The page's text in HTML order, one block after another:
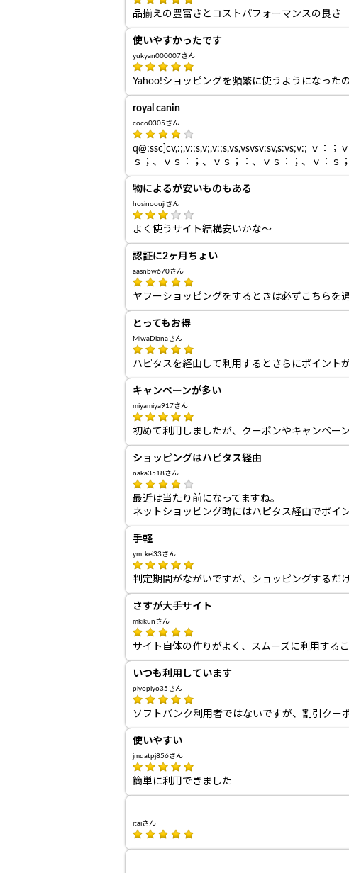
品揃えの豊富さとコストパフォーマンスの良さ
使いやすかったです
yukyan000007さん
Yahoo!ショッピングを頻繁に使うようになった
royal canin
coco0305さん
q@;ssc]cv,:;,v:;s,v;,v:;s,vs,vsvsv:sv,s:vs;v:; ｖ：
ｓ；、ｖｓ：；、ｖｓ；：、ｖｓ：；、ｖ：ｓ
物によるが安いものもある
hosinooujiさん
よく使うサイト結構安いかな～
認証に2ヶ月ちょい
aasnbw670さん
ヤフーショッピングをするときは必ずこちらを
とってもお得
MiwaDianaさん
ハピタスを経由して利用するとさらにポイント
キャンペーンが多い
miyamiya917さん
初めて利用しましたが、クーポンやキャンペー
ショッピングはハピタス経由
naka3518さん
最近は当たり前になってますね。
ネットショッピング時にはハピタス経由でポイ
手軽
ymtkei33さん
判定期間がながいですが、ショッピングするだ
さすが大手サイト
mkikunさん
サイト自体の作りがよく、スムーズに利用する
いつも利用しています
piyopiyo35さん
ソフトバンク利用者ではないですが、割引クー
使いやすい
jmdatpj856さん
簡単に利用できました
itaiさん